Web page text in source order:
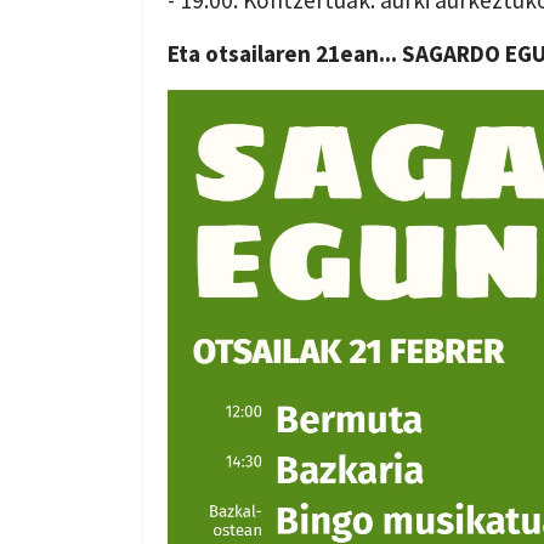
Eta otsailaren 21ean... SAGARDO